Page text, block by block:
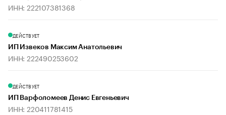
ИНН: 222107381368
ДЕЙСТВУЕТ
ИП Извеков Максим Анатольевич
ИНН: 222490253602
ДЕЙСТВУЕТ
ИП Варфоломеев Денис Евгеньевич
ИНН: 220411781415